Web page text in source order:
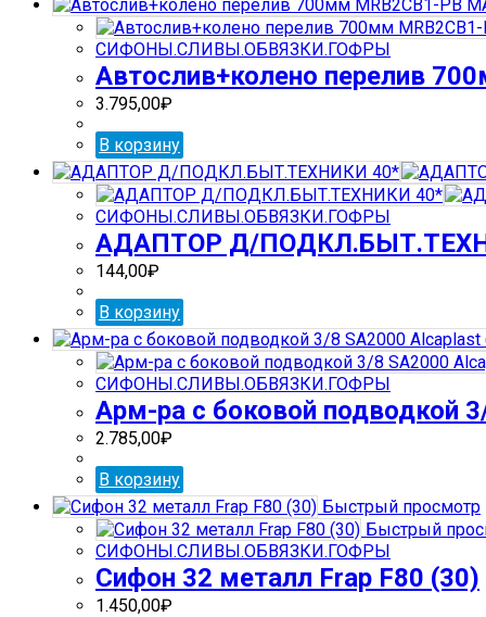
СИФОНЫ.СЛИВЫ.ОБВЯЗКИ.ГОФРЫ
Автослив+колено перелив
3.795,00₽
В корзину
СИФОНЫ.СЛИВЫ.ОБВЯЗКИ.ГОФРЫ
АДАПТОР Д/
144,00₽
В корзину
СИФОНЫ.СЛИВЫ.ОБВЯЗКИ.ГОФРЫ
Арм-ра с боковой подводкой
2.785,00₽
В корзину
Быстрый просмотр
Быстрый
СИФОНЫ.СЛИВЫ.ОБВЯЗКИ.ГОФРЫ
Сифон 32 металл Frap F80 (30)
1.450,00₽